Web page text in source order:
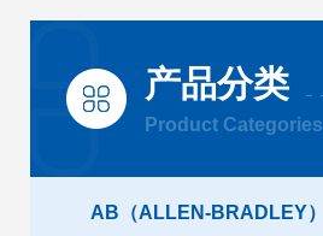
产品分类
Product Categories
AB（ALLEN-BRADLEY）